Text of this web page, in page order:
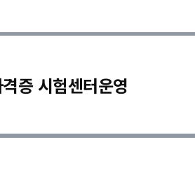
증 시험센터운영